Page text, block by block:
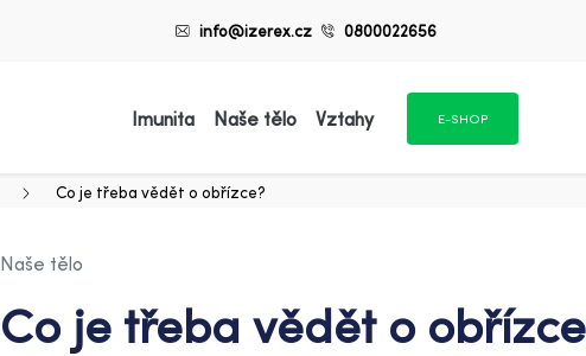
info@izerex.cz 0800022656
Imunita Naše tělo Vztahy E-SHOP
Co je třeba vědět o obřízce?
Naše tělo
Co je třeba vědět o